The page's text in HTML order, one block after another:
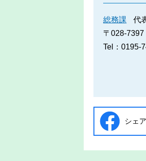
総務課
代
〒028-7397
Tel：0195-
シェ